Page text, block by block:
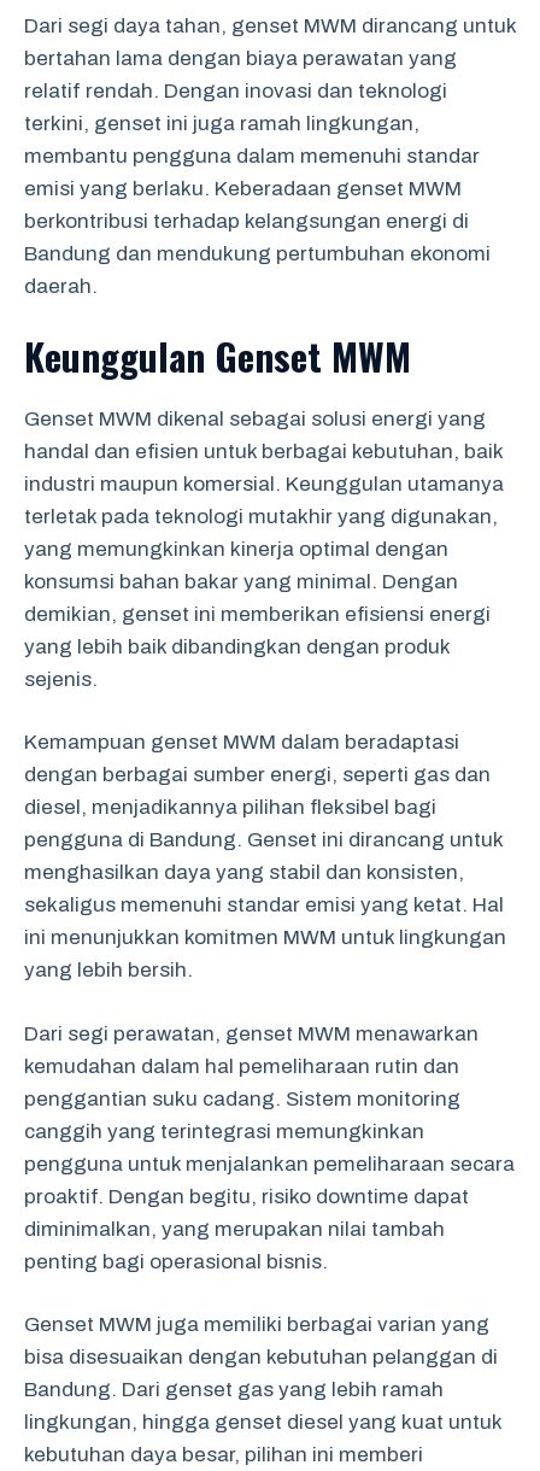
Dari segi daya tahan, genset MWM dirancang untuk
bertahan lama dengan biaya perawatan yang
relatif rendah. Dengan inovasi dan teknologi
terkini, genset ini juga ramah lingkungan,
membantu pengguna dalam memenuhi standar
emisi yang berlaku. Keberadaan genset MWM
berkontribusi terhadap kelangsungan energi di
Bandung dan mendukung pertumbuhan ekonomi
daerah.
Keunggulan Genset MWM
Genset MWM dikenal sebagai solusi energi yang
handal dan efisien untuk berbagai kebutuhan, baik
industri maupun komersial. Keunggulan utamanya
terletak pada teknologi mutakhir yang digunakan,
yang memungkinkan kinerja optimal dengan
konsumsi bahan bakar yang minimal. Dengan
demikian, genset ini memberikan efisiensi energi
yang lebih baik dibandingkan dengan produk
sejenis.
Kemampuan genset MWM dalam beradaptasi
dengan berbagai sumber energi, seperti gas dan
diesel, menjadikannya pilihan fleksibel bagi
pengguna di Bandung. Genset ini dirancang untuk
menghasilkan daya yang stabil dan konsisten,
sekaligus memenuhi standar emisi yang ketat. Hal
ini menunjukkan komitmen MWM untuk lingkungan
yang lebih bersih.
Dari segi perawatan, genset MWM menawarkan
kemudahan dalam hal pemeliharaan rutin dan
penggantian suku cadang. Sistem monitoring
canggih yang terintegrasi memungkinkan
pengguna untuk menjalankan pemeliharaan secara
proaktif. Dengan begitu, risiko downtime dapat
diminimalkan, yang merupakan nilai tambah
penting bagi operasional bisnis.
Genset MWM juga memiliki berbagai varian yang
bisa disesuaikan dengan kebutuhan pelanggan di
Bandung. Dari genset gas yang lebih ramah
lingkungan, hingga genset diesel yang kuat untuk
kebutuhan daya besar, pilihan ini memberi